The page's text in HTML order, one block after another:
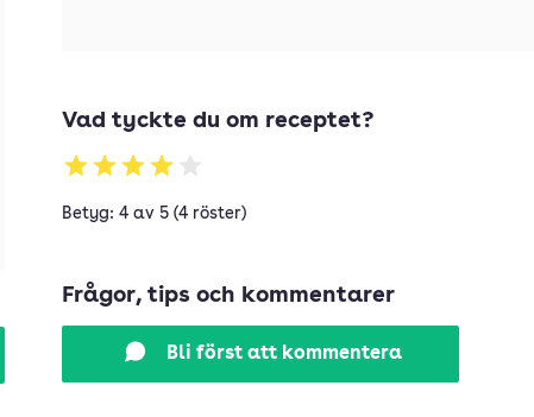
Vad tyckte du om receptet?
Betyg: 4 av 5 (4 röster)
Frågor, tips och kommentarer
Bli först att kommentera